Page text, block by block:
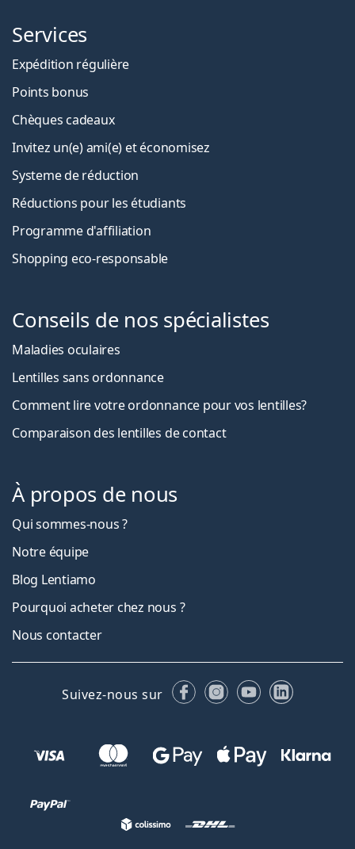
Services
Expédition régulière
Points bonus
Chèques cadeaux
Invitez un(e) ami(e) et économisez
Systeme de réduction
Réductions pour les étudiants
Programme d'affiliation
Shopping eco-responsable
Conseils de nos spécialistes
Maladies oculaires
Lentilles sans ordonnance
Comment lire votre ordonnance pour vos lentilles?
Comparaison des lentilles de contact
À propos de nous
Qui sommes-nous ?
Notre équipe
Blog Lentiamo
Pourquoi acheter chez nous ?
Nous contacter
Suivez-nous sur FacebookInstagram
YouTubeLinkedIn